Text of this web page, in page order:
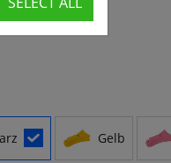
Gelb